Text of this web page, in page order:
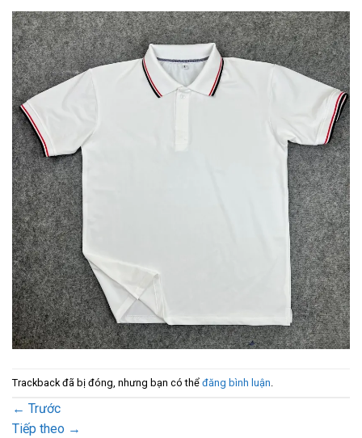
Trackback đã bị đóng, nhưng bạn có thể đăng bình luận
← Trước
Tiếp theo →